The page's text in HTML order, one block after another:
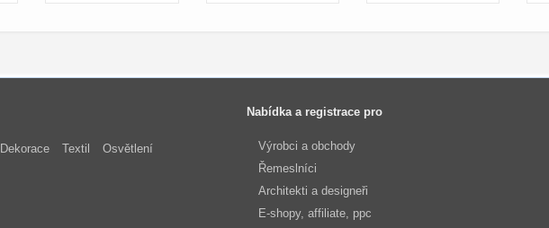
Dekorace Textil Osvětlení
Nabídka a registrace pro
Výrobci a obchody
Řemeslníci
Architekti a designeři
E-shopy, affiliate, ppc